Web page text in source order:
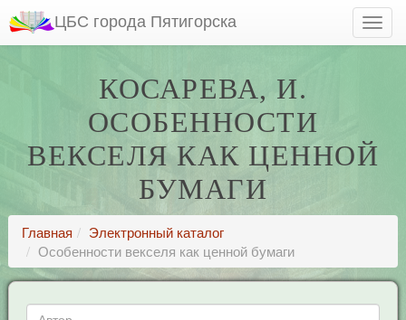
ЦБС города Пятигорска
КОСАРЕВА, И.
ОСОБЕННОСТИ
ВЕКСЕЛЯ КАК ЦЕННОЙ
БУМАГИ
Главная
Электронный каталог
Особенности векселя как ценной бумаги